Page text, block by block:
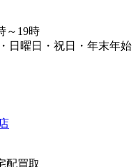
～19時
日曜日・祝日・年末年始
配買取